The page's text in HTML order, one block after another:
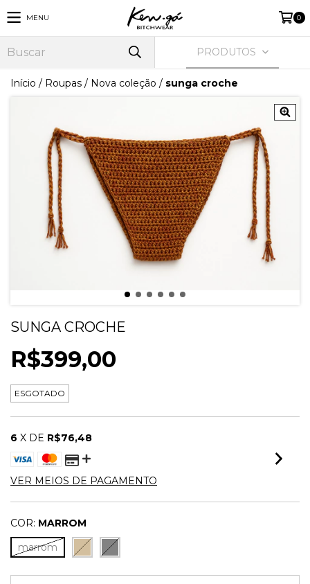
MENU 0
PRODUTOS
Início / Roupas / Nova coleção / sunga croche
SUNGA CROCHE
R$399,00
ESGOTADO
6 X DE R$76,48
VER MEIOS DE PAGAMENTO
COR: MARROM
marrom